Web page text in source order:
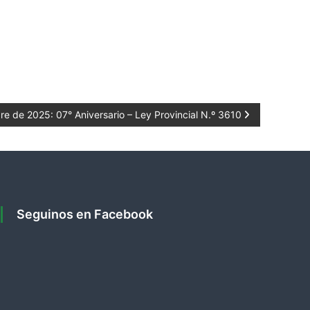
de 2025: 07° Aniversario – Ley Provincial N.º 3610
Seguinos en Facebook